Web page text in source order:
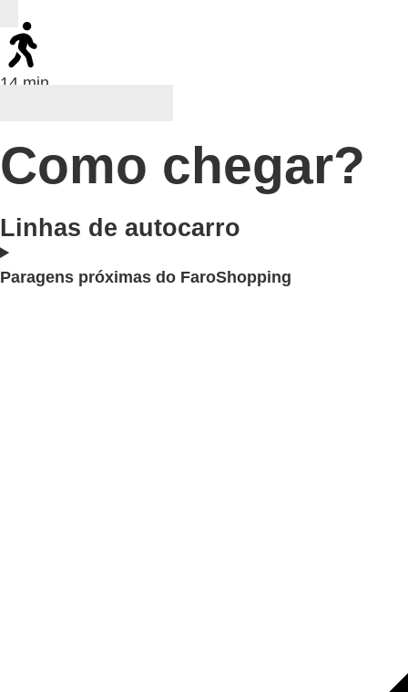
14 min
Como chegar?
Linhas de autocarro
Paragens próximas do FaroShopping